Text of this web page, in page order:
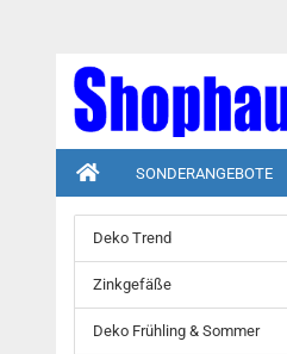
SONDERANGEBOTE
Deko Trend
Zinkgefäße
Deko Frühling & Sommer